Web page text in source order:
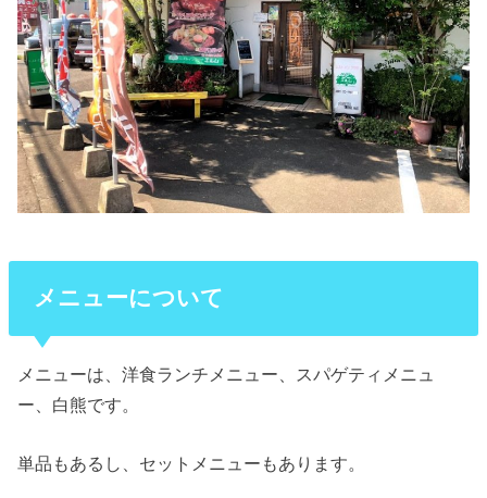
メニューについて
メニューは、洋食ランチメニュー、スパゲティメニュ
ー、白熊です。
単品もあるし、セットメニューもあります。